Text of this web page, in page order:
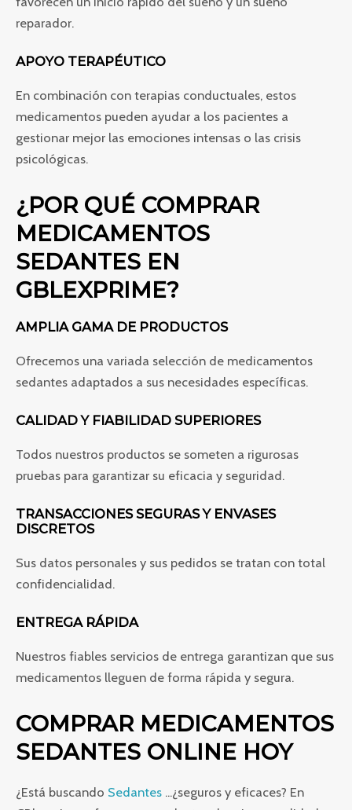
reparador.
APOYO TERAPÉUTICO
En combinación con terapias conductuales, estos
medicamentos pueden ayudar a los pacientes a
gestionar mejor las emociones intensas o las crisis
psicológicas.
¿POR QUÉ COMPRAR
MEDICAMENTOS
SEDANTES EN
GBLEXPRIME?
AMPLIA GAMA DE PRODUCTOS
Ofrecemos una variada selección de medicamentos
sedantes adaptados a sus necesidades específicas.
CALIDAD Y FIABILIDAD SUPERIORES
Todos nuestros productos se someten a rigurosas
pruebas para garantizar su eficacia y seguridad.
TRANSACCIONES SEGURAS Y ENVASES
DISCRETOS
Sus datos personales y sus pedidos se tratan con total
confidencialidad.
ENTREGA RÁPIDA
Nuestros fiables servicios de entrega garantizan que sus
medicamentos lleguen de forma rápida y segura.
COMPRAR MEDICAMENTOS
SEDANTES ONLINE HOY
¿Está buscando Sedantes ...¿seguros y eficaces? En